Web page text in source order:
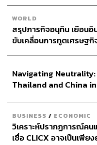
WORLD
สรุปภารกิจอนุทิน เยือนอิ
ขับเคลื่อนการทูตเศรษฐกิ
Navigating Neutrality:
Thailand and China
BUSINESS / ECONOMIC
วิเคราะห์ปรากฏการณ์ค
เชื่อ CLICX อาจเป็นเพีย